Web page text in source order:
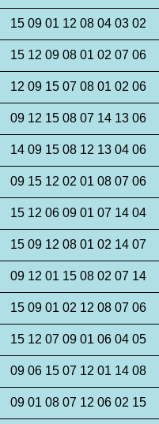
15 09 01 12 08 04 03 02
15 12 09 08 01 02 07 06
12 09 15 07 08 01 02 06
09 12 15 08 07 14 13 06
14 09 15 08 12 13 04 06
09 15 12 02 01 08 07 06
15 12 06 09 01 07 14 04
15 09 12 08 01 02 14 07
09 12 01 15 08 02 07 14
15 09 01 02 12 08 07 06
15 12 07 09 01 06 04 05
09 06 15 07 12 01 14 08
09 01 08 07 12 06 02 15